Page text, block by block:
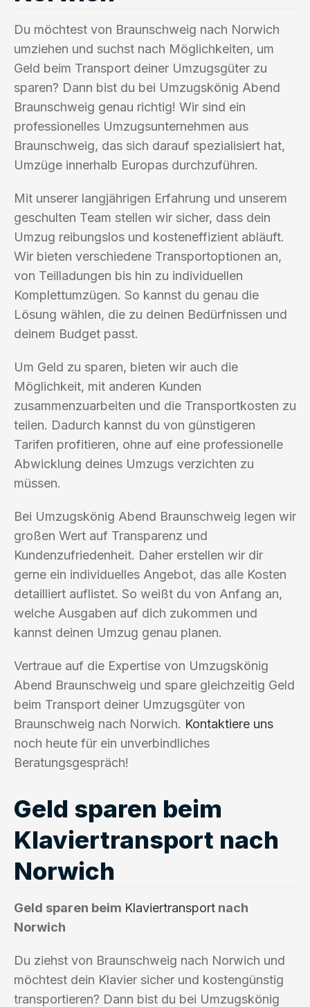
Du möchtest von Braunschweig nach Norwich
umziehen und suchst nach Möglichkeiten, um
Geld beim Transport deiner Umzugsgüter zu
sparen? Dann bist du bei Umzugskönig Abend
Braunschweig genau richtig! Wir sind ein
professionelles Umzugsunternehmen aus
Braunschweig, das sich darauf spezialisiert hat,
Umzüge innerhalb Europas durchzuführen.
Mit unserer langjährigen Erfahrung und unserem
geschulten Team stellen wir sicher, dass dein
Umzug reibungslos und kosteneffizient abläuft.
Wir bieten verschiedene Transportoptionen an,
von Teilladungen bis hin zu individuellen
Komplettumzügen. So kannst du genau die
Lösung wählen, die zu deinen Bedürfnissen und
deinem Budget passt.
Um Geld zu sparen, bieten wir auch die
Möglichkeit, mit anderen Kunden
zusammenzuarbeiten und die Transportkosten zu
teilen. Dadurch kannst du von günstigeren
Tarifen profitieren, ohne auf eine professionelle
Abwicklung deines Umzugs verzichten zu
müssen.
Bei Umzugskönig Abend Braunschweig legen wir
großen Wert auf Transparenz und
Kundenzufriedenheit. Daher erstellen wir dir
gerne ein individuelles Angebot, das alle Kosten
detailliert auflistet. So weißt du von Anfang an,
welche Ausgaben auf dich zukommen und
kannst deinen Umzug genau planen.
Vertraue auf die Expertise von Umzugskönig
Abend Braunschweig und spare gleichzeitig Geld
beim Transport deiner Umzugsgüter von
Braunschweig nach Norwich. Kontaktiere uns
noch heute für ein unverbindliches
Beratungsgespräch!
Geld sparen beim
Klaviertransport nach
Norwich
Geld sparen beim Klaviertransport nach
Norwich
Du ziehst von Braunschweig nach Norwich und
möchtest dein Klavier sicher und kostengünstig
transportieren? Dann bist du bei Umzugskönig